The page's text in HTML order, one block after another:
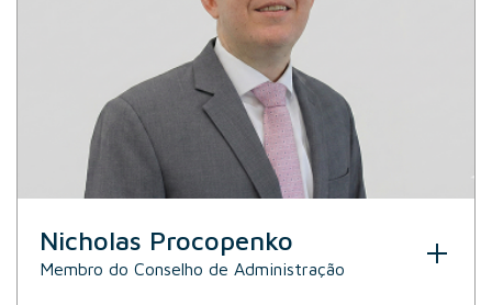
Nicholas Procopenko
Membro do Conselho de Administração